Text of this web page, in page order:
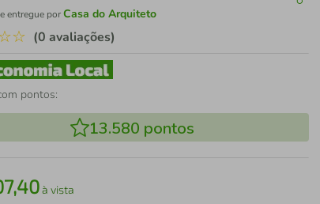
entregue porCasa do Arquiteto
☆ (0 avaliações)
pontos:
13.580 pontos
,40à vista